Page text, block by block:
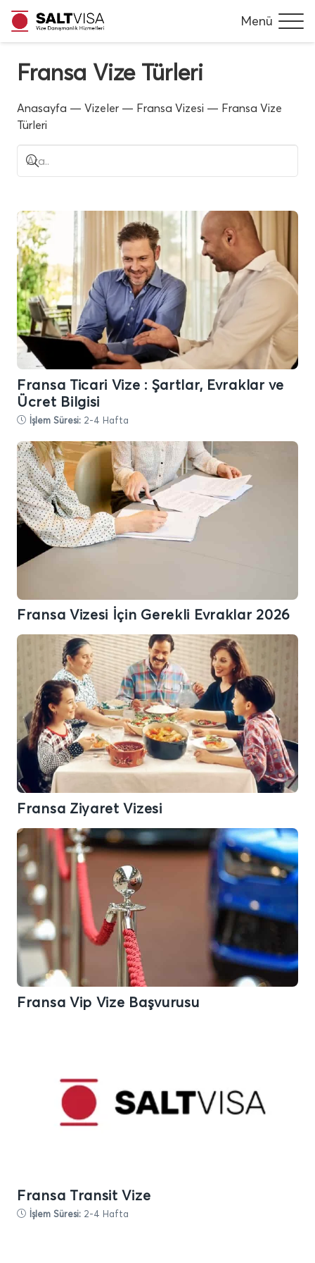
Menü
Fransa Vize Türleri
Anasayfa — Vizeler — Fransa Vizesi — Fransa Vize
Türleri
Fransa Ticari Vize : Şartlar, Evraklar ve
Ücret Bilgisi
İşlem Süresi: 2-4 Hafta
Fransa Vizesi İçin Gerekli Evraklar 2026
Fransa Ziyaret Vizesi
Fransa Vip Vize Başvurusu
Fransa Transit Vize
İşlem Süresi: 2-4 Hafta